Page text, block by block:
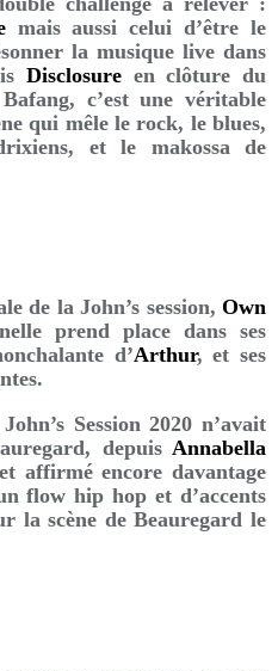
mais aussi celui d’être le
la musique live dans
Disclosureen clôture du
c’est une véritable
qui mêle le rock, le blues,
et le makossa de
de la John’s session, Own
prend place dans ses
d’Arthur, et ses
Session 2020 n’avait
depuis Annabella
affirmé encore davantage
flow hip hop et d’accents
la scène de Beauregard le